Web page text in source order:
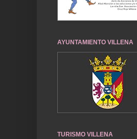
AYUNTAMIENTO VILLENA
TURISMO VILLENA